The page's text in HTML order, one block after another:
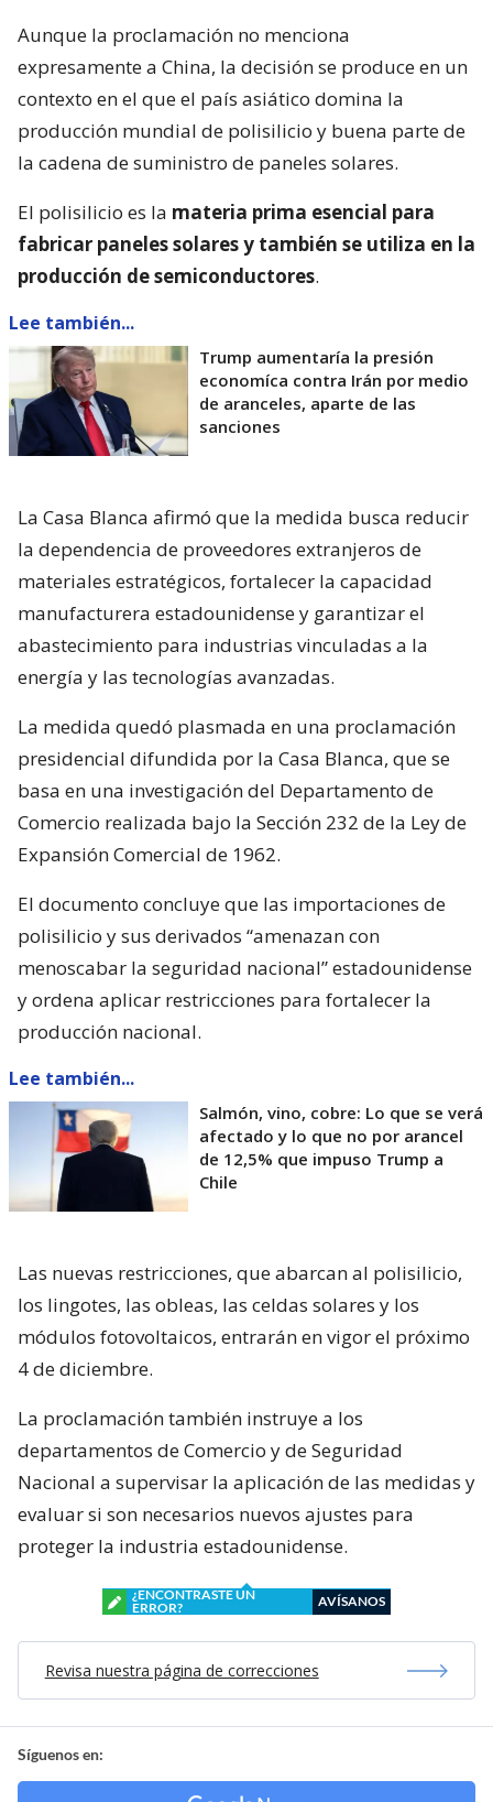
Aunque la proclamación no menciona
expresamente a China, la decisión se produce en un
contexto en el que el país asiático domina la
producción mundial de polisilicio y buena parte de
la cadena de suministro de paneles solares.
El polisilicio es la materia prima esencial para
fabricar paneles solares y también se utiliza en la
producción de semiconductores.
Lee también...
Trump aumentaría la presión
economíca contra Irán por medio
de aranceles, aparte de las
sanciones
La Casa Blanca afirmó que la medida busca reducir
la dependencia de proveedores extranjeros de
materiales estratégicos, fortalecer la capacidad
manufacturera estadounidense y garantizar el
abastecimiento para industrias vinculadas a la
energía y las tecnologías avanzadas.
La medida quedó plasmada en una proclamación
presidencial difundida por la Casa Blanca, que se
basa en una investigación del Departamento de
Comercio realizada bajo la Sección 232 de la Ley de
Expansión Comercial de 1962.
El documento concluye que las importaciones de
polisilicio y sus derivados “amenazan con
menoscabar la seguridad nacional” estadounidense
y ordena aplicar restricciones para fortalecer la
producción nacional.
Lee también...
Salmón, vino, cobre: Lo que se verá
afectado y lo que no por arancel
de 12,5% que impuso Trump a
Chile
Las nuevas restricciones, que abarcan al polisilicio,
los lingotes, las obleas, las celdas solares y los
módulos fotovoltaicos, entrarán en vigor el próximo
4 de diciembre.
La proclamación también instruye a los
departamentos de Comercio y de Seguridad
Nacional a supervisar la aplicación de las medidas y
evaluar si son necesarios nuevos ajustes para
proteger la industria estadounidense.
¿ENCONTRASTE UN
ERROR?
AVÍSANOS
Revisa nuestra página de correcciones
Síguenos en: